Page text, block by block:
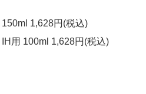
1,628円(税込)
用 100ml 1,628円(税込)